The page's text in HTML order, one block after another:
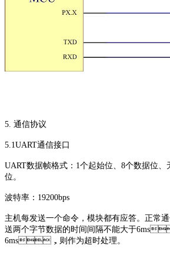
5. 通信协议
5.1UART通信接口
UART数据帧格式：1个起始位、8个数据位
位。
波特率：19200bps
主机每发送一个命令，模块都有应答。正常通信
送两个字节数据的时间间隔不能大于
6ms，则作为超时处理。